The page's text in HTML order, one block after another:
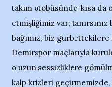
takım otobüsünde-kısa da
etmişliğimiz var; tanırsınız
bağımız, biz gurbettekilere
Demirspor maçlarıyla
o uzun sessizliklere
kalp krizleri geçirmemizde,